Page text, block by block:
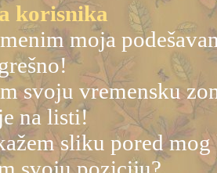
korisnika
moja
svoju vremensku
na listi!
sliku pored